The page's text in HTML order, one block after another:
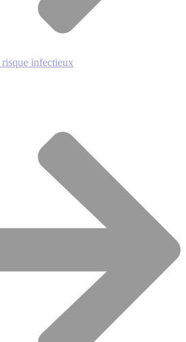
infectieux